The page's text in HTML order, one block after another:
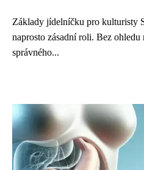
Základy jídelníčku pro kulturisty
naprosto zásadní roli. Bez
správného...